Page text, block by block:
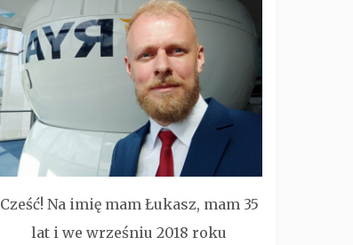
Cześć! Na imię mam Łukasz, mam 35
lat i we wrześniu 2018 roku